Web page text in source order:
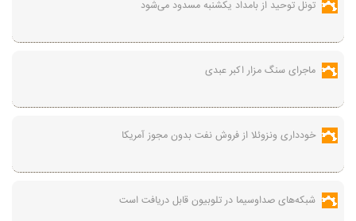
تونل توحید از بامداد یکشنبه مسدود می‌شود
ماجرای سنگ مزار اکبر عبدی
خودداری ونزوئلا از فروش نفت بدون مجوز آمریکا
شبکه‌های صداوسیما در تلوبیون قابل دریافت است